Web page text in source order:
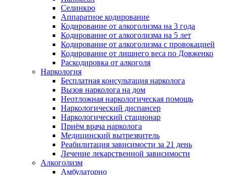
Селинкро
Аппаратное кодирование
Кодирование от алкоголизма на 3 года
Кодирование от алкоголизма на 5 лет
Кодирование от алкоголизма с провокацией
Кодирование от лишнего веса по Довженко
Раскодировка от алкоголя
Наркология
Бесплатная консультация нарколога
Вызов нарколога на дом
Неотложная наркологическая помощь
Наркологический диспансер
Наркологический стационар
Приём врача нарколога
Медицинский вытрезвитель
Реабилитация зависимости за 21 день
Лечение лекарственной зависимости
Алкоголизм
Амбулаторно